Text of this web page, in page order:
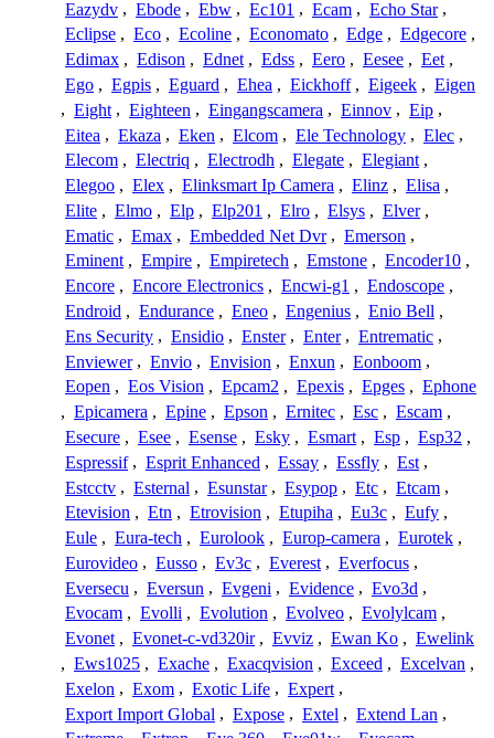
Eazydv , Ebode , Ebw , Ec101 , Ecam , Echo Star ,
Eclipse , Eco , Ecoline , Economato , Edge , Edgecore ,
Edimax , Edison , Ednet , Edss , Eero , Eesee , Eet ,
Ego , Egpis , Eguard , Ehea , Eickhoff , Eigeek , Eigen
, Eight , Eighteen , Eingangscamera , Einnov , Eip ,
Eitea , Ekaza , Eken , Elcom , Ele Technology , Elec ,
Elecom , Electriq , Electrodh , Elegate , Elegiant ,
Elegoo , Elex , Elinksmart Ip Camera , Elinz , Elisa ,
Elite , Elmo , Elp , Elp201 , Elro , Elsys , Elver ,
Ematic , Emax , Embedded Net Dvr , Emerson ,
Eminent , Empire , Empiretech , Emstone , Encoder10 ,
Encore , Encore Electronics , Encwi-g1 , Endoscope ,
Endroid , Endurance , Eneo , Engenius , Enio Bell ,
Ens Security , Ensidio , Enster , Enter , Entrematic ,
Enviewer , Envio , Envision , Enxun , Eonboom ,
Eopen , Eos Vision , Epcam2 , Epexis , Epges , Ephone
, Epicamera , Epine , Epson , Ernitec , Esc , Escam ,
Esecure , Esee , Esense , Esky , Esmart , Esp , Esp32 ,
Espressif , Esprit Enhanced , Essay , Essfly , Est ,
Estcctv , Esternal , Esunstar , Esypop , Etc , Etcam ,
Etevision , Etn , Etrovision , Etupiha , Eu3c , Eufy ,
Eule , Eura-tech , Eurolook , Europ-camera , Eurotek ,
Eurovideo , Eusso , Ev3c , Everest , Everfocus ,
Eversecu , Eversun , Evgeni , Evidence , Evo3d ,
Evocam , Evolli , Evolution , Evolveo , Evolylcam ,
Evonet , Evonet-c-vd320ir , Evviz , Ewan Ko , Ewelink
, Ews1025 , Exache , Exacqvision , Exceed , Excelvan ,
Exelon , Exom , Exotic Life , Expert ,
Export Import Global , Expose , Extel , Extend Lan ,